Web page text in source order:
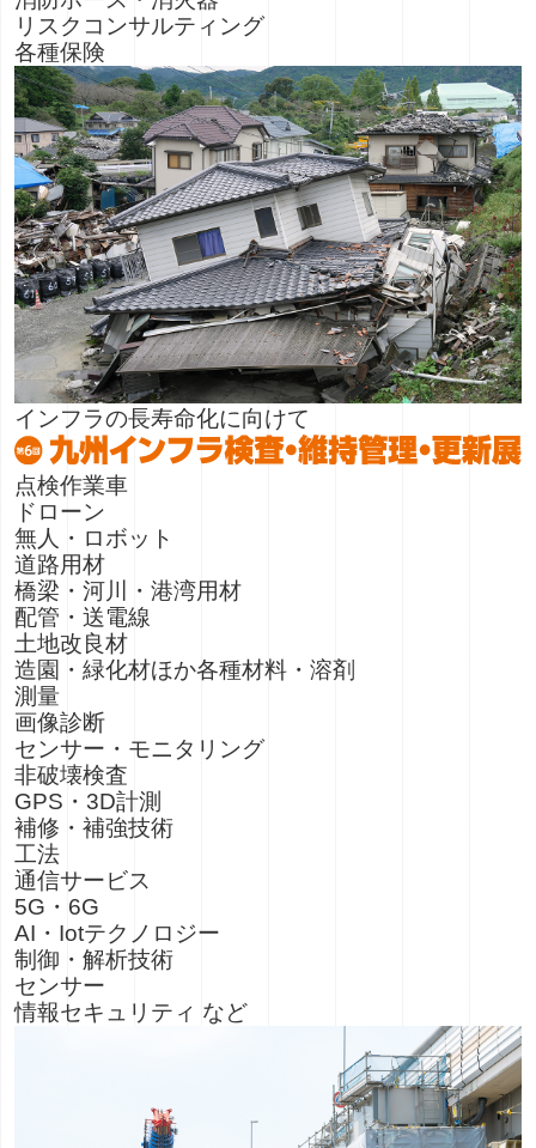
リスクコンサルティング
各種保険
インフラの長寿命化に向けて
点検作業車
ドローン
無人・ロボット
道路用材
橋梁・河川・港湾用材
配管・送電線
土地改良材
造園・緑化材ほか各種材料・溶剤
測量
画像診断
センサー・モニタリング
非破壊検査
GPS・3D計測
補修・補強技術
工法
通信サービス
5G・6G
AI・Iotテクノロジー
制御・解析技術
センサー
情報セキュリティ など